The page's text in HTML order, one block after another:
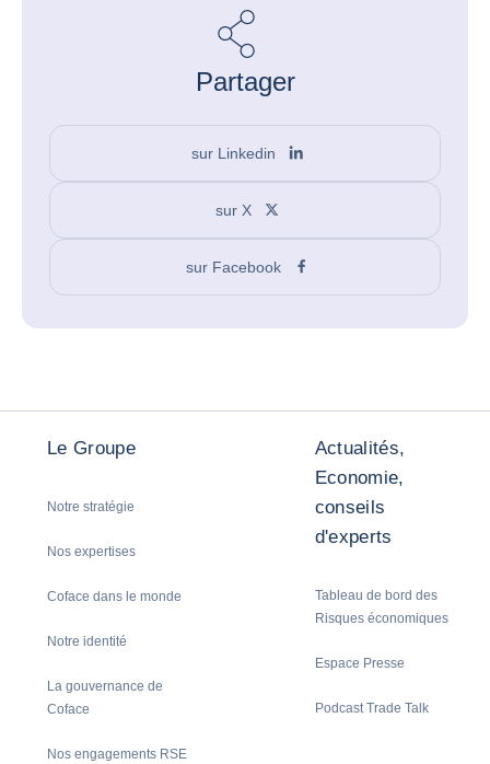
Partager
sur Linkedin
sur X
sur Facebook
Le Groupe
Notre stratégie
Nos expertises
Coface dans le monde
Notre identité
La gouvernance de
Coface
Nos engagements RSE
Actualités,
Economie,
conseils
d'experts
Tableau de bord des
Risques économiques
Espace Presse
Podcast Trade Talk